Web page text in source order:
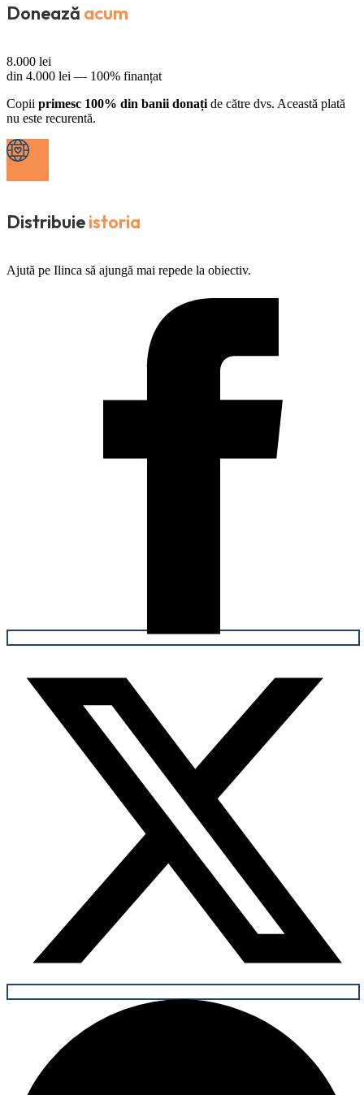
Donează acum
8.000 lei
din 4.000 lei — 100% finanțat
Copii primesc 100% din banii donați de către dvs. Această plată
nu este recurentă.
Distribuieistoria
Ajută pe Ilinca să ajungă mai repede la obiectiv.